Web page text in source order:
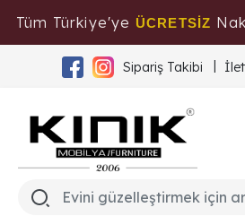
Tüm Türkiye'ye ÜCRETSİZ
Tıklayınız
Sipariş Takibi